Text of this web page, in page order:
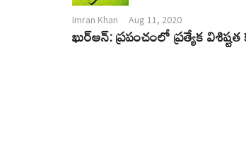
Imran Khan Aug 11, 2020
ఖుర్ఆన్: ప్రపంచంలో ప్రత్యేక